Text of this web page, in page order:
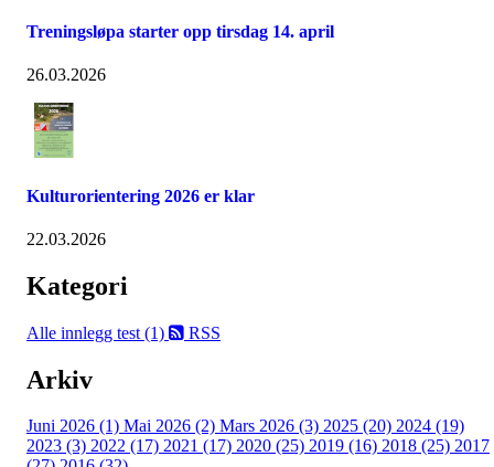
Treningsløpa starter opp tirsdag 14. april
26.03.2026
Kulturorientering 2026 er klar
22.03.2026
Kategori
Alle innlegg test (1) RSS
Arkiv
Juni 2026 (1) Mai 2026 (2) Mars 2026 (3) 2025 (20) 2024 (19)
2023 (3) 2022 (17) 2021 (17) 2020 (25) 2019 (16) 2018 (25) 2017